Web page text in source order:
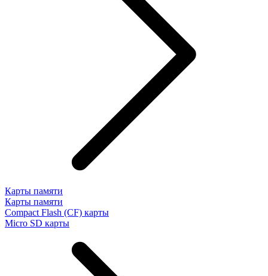
Карты памяти
Карты памяти
Compact Flash (CF) карты
Micro SD карты